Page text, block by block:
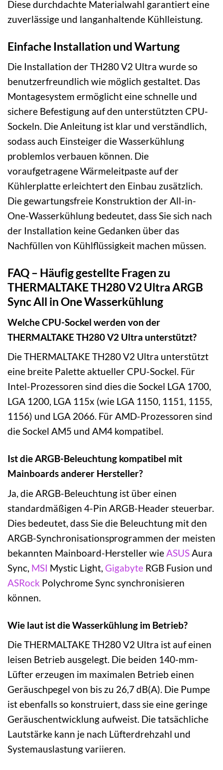
Diese durchdachte Materialwahl garantiert eine
zuverlässige und langanhaltende Kühlleistung.
Einfache Installation und Wartung
Die Installation der TH280 V2 Ultra wurde so
benutzerfreundlich wie möglich gestaltet. Das
Montagesystem ermöglicht eine schnelle und
sichere Befestigung auf den unterstützten CPU-
Sockeln. Die Anleitung ist klar und verständlich,
sodass auch Einsteiger die Wasserkühlung
problemlos verbauen können. Die
voraufgetragene Wärmeleitpaste auf der
Kühlerplatte erleichtert den Einbau zusätzlich.
Die gewartungsfreie Konstruktion der All-in-
One-Wasserkühlung bedeutet, dass Sie sich nach
der Installation keine Gedanken über das
Nachfüllen von Kühlflüssigkeit machen müssen.
FAQ – Häufig gestellte Fragen zu
THERMALTAKE TH280 V2 Ultra ARGB
Sync All in One Wasserkühlung
Welche CPU-Sockel werden von der
THERMALTAKE TH280 V2 Ultra unterstützt?
Die THERMALTAKE TH280 V2 Ultra unterstützt
eine breite Palette aktueller CPU-Sockel. Für
Intel-Prozessoren sind dies die Sockel LGA 1700,
LGA 1200, LGA 115x (wie LGA 1150, 1151, 1155,
1156) und LGA 2066. Für AMD-Prozessoren sind
die Sockel AM5 und AM4 kompatibel.
Ist die ARGB-Beleuchtung kompatibel mit
Mainboards anderer Hersteller?
Ja, die ARGB-Beleuchtung ist über einen
standardmäßigen 4-Pin ARGB-Header steuerbar.
Dies bedeutet, dass Sie die Beleuchtung mit den
ARGB-Synchronisationsprogrammen der meisten
bekannten Mainboard-Hersteller wieASUSAura
Sync, MSI Mystic Light, Gigabyte RGB Fusion und
ASRock Polychrome Sync synchronisieren
können.
Wie laut ist die Wasserkühlung im Betrieb?
Die THERMALTAKE TH280 V2 Ultra ist auf einen
leisen Betrieb ausgelegt. Die beiden 140-mm-
Lüfter erzeugen im maximalen Betrieb einen
Geräuschpegel von bis zu 26,7 dB(A). Die Pumpe
ist ebenfalls so konstruiert, dass sie eine geringe
Geräuschentwicklung aufweist. Die tatsächliche
Lautstärke kann je nach Lüfterdrehzahl und
Systemauslastung variieren.